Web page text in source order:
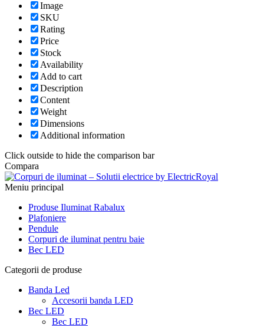
Image
SKU
Rating
Price
Stock
Availability
Add to cart
Description
Content
Weight
Dimensions
Additional information
Click outside to hide the comparison bar
Compara
Meniu principal
Produse Iluminat Rabalux
Plafoniere
Pendule
Corpuri de iluminat pentru baie
Bec LED
Categorii de produse
Banda Led
Accesorii banda LED
Bec LED
Bec LED